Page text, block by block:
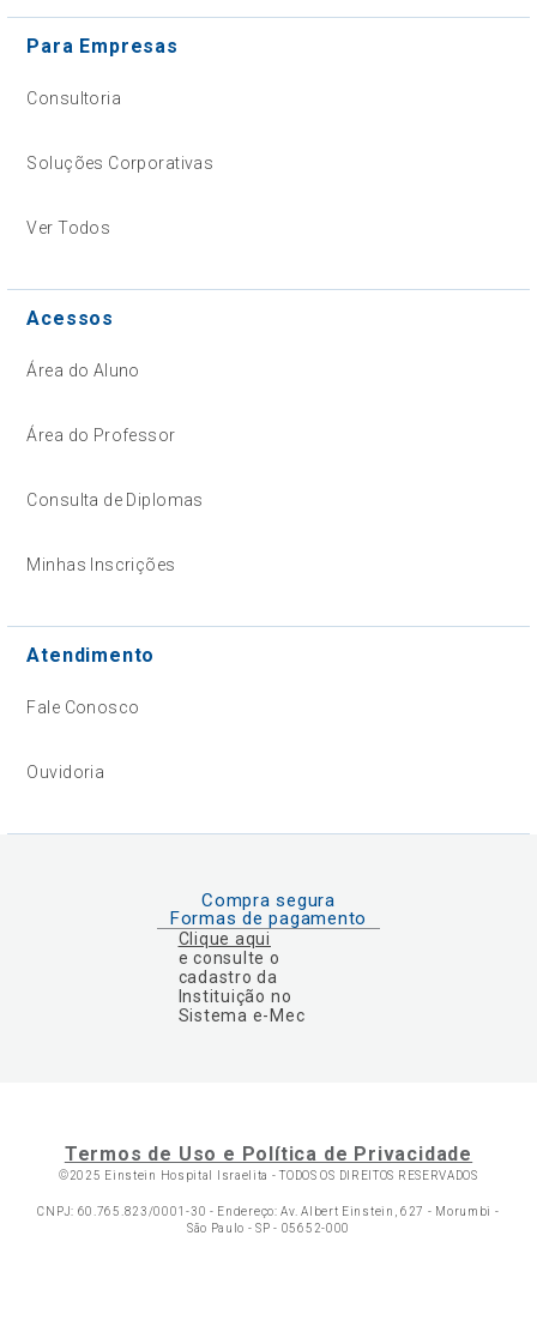
Para Empresas
Consultoria
Soluções Corporativas
Ver Todos
Acessos
Área do Aluno
Área do Professor
Consulta de Diplomas
Minhas Inscrições
Atendimento
Fale Conosco
Ouvidoria
Compra segura
Formas de pagamento
Clique aqui
e consulte o
cadastro da
Instituição no
Sistema e-Mec
Termos de Uso e Política de Privacidade
©2025 Einstein Hospital Israelita -TODOS OS DIREITOS RESERVADOS
CNPJ: 60.765.823/0001-30 - Endereço: Av. Albert Einstein, 627 - Morumbi -
São Paulo - SP - 05652-000